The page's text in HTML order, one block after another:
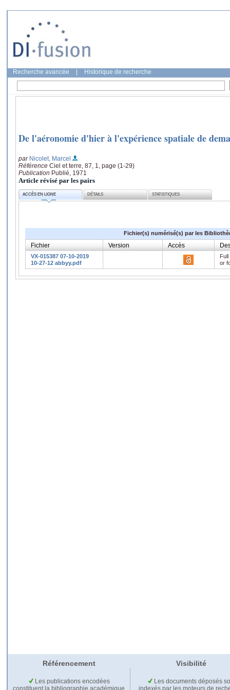
Recherche avancée Historique de recherche
De l'aéronomie d'hier à l'expérience spatiale de
par Nicolet, Marcel
Référence Ciel et terre, 87, 1, page (1-29)
Publication Publié, 1971
Article révisé par les pairs
ACCÈS EN LIGNE DÉTAILS STATISTIQUES
Fichier(s) numérisé(s) par les
Fichier Version Accès
VX-015387 07-10-2019
10-27-12 abbyy.pdf
or
Référencement Visibilité
Les publications encodées
Les documents déposés